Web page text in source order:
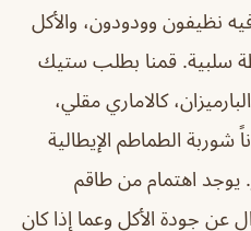
نظيفون وودودون، والأكل
سلبية. قمنا بطلب ستيك
كالاماري مقلي،
شوربة الطماطم الإيطالية
يوجد اهتمام من طاقم
عن جودة الأكل وعما إذا كان